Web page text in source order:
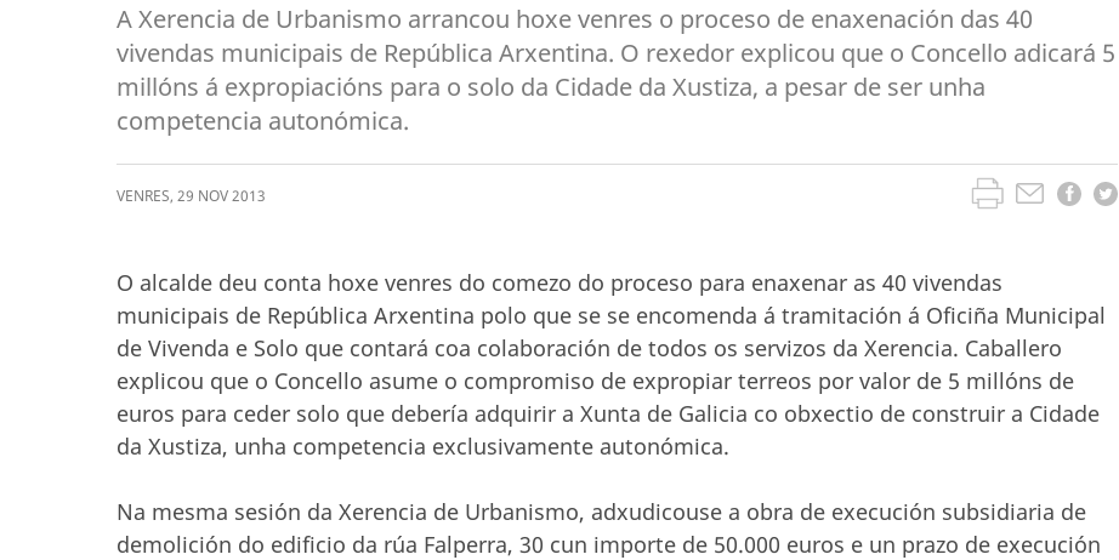
A Xerencia de Urbanismo arrancou hoxe venres o proceso de enaxenación das 40
vivendas municipais de República Arxentina. O rexedor explicou que o Concello adicará 5
millóns á expropiacións para o solo da Cidade da Xustiza, a pesar de ser unha
competencia autonómica.
VENRES, 29 NOV2013
O alcalde deu conta hoxe venres do comezo do proceso para enaxenar as 40 vivendas
municipais de República Arxentina polo que se se encomenda á tramitación á Oficiña Municipal
de Vivenda e Solo que contará coa colaboración de todos os servizos da Xerencia. Caballero
explicou que o Concello asume o compromiso de expropiar terreos por valor de 5 millóns de
euros para ceder solo que debería adquirir a Xunta de Galicia co obxectio de construir a Cidade
da Xustiza, unha competencia exclusivamente autonómica.
Na mesma sesión da Xerencia de Urbanismo, adxudicouse a obra de execución subsidiaria de
demolición do edificio da rúa Falperra, 30 cun importe de 50.000 euros e un prazo de execución